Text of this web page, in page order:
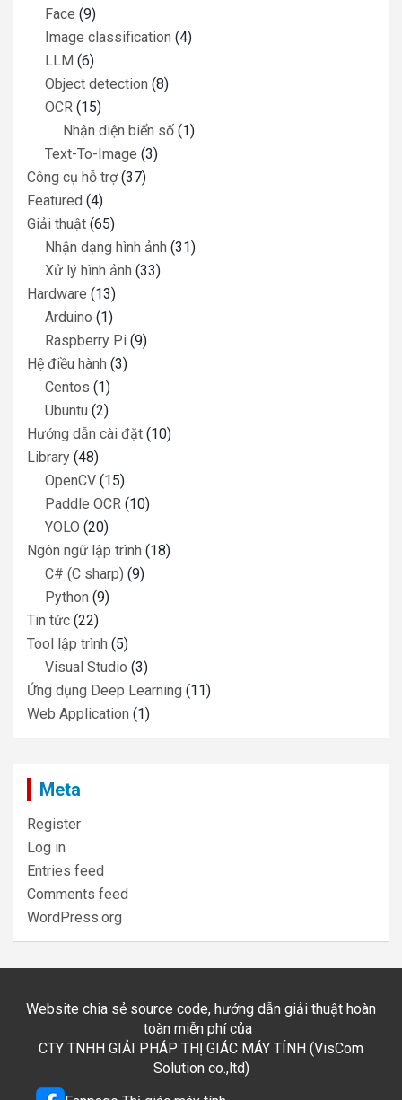
Face (9)
Image classification (4)
LLM (6)
Object detection (8)
OCR (15)
Nhận diện biển số (1)
Text-To-Image (3)
Công cụ hỗ trợ(37)
Featured (4)
Giải thuật (65)
Nhận dạng hình ảnh (31)
Xử lý hình ảnh (33)
Hardware (13)
Arduino (1)
Raspberry Pi (9)
Hệ điều hành (3)
Centos (1)
Ubuntu (2)
Hướng dẫn cài đặt (10)
Library (48)
OpenCV (15)
Paddle OCR (10)
YOLO (20)
Ngôn ngữ lập trình (18)
C# (C sharp) (9)
Python (9)
Tin tức (22)
Tool lập trình (5)
Visual Studio (3)
Ứng dụng Deep Learning (11)
Web Application (1)
Meta
Register
Log in
Entries feed
Comments feed
WordPress.org
Website chia sẻ source code, hướng dẫn giải thuật hoàn
toàn miễn phí của
CTY TNHH GIẢI PHÁP THỊ GIÁC MÁY TÍNH (VisCom
Solution co.,ltd)